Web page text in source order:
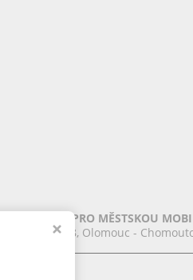
PARTNERSTVÍ PRO MĚSTSKOU
Chomoutov 388, Olomouc -